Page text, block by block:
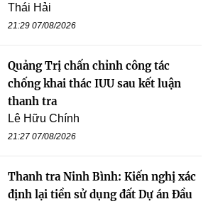
Thái Hải
21:29 07/08/2026
Quảng Trị chấn chỉnh công tác
chống khai thác IUU sau kết luận
thanh tra
Lê Hữu Chính
21:27 07/08/2026
Thanh tra Ninh Bình: Kiến nghị xác
định lại tiền sử dụng đất Dự án Đầu